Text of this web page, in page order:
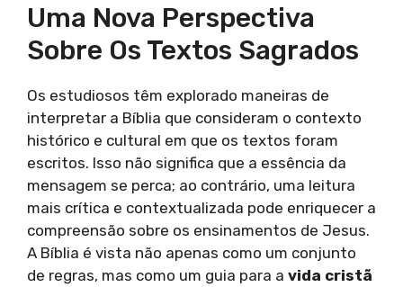
Uma Nova Perspectiva
Sobre Os Textos Sagrados
Os estudiosos têm explorado maneiras de
interpretar a Bíblia que consideram o contexto
histórico e cultural em que os textos foram
escritos. Isso não significa que a essência da
mensagem se perca; ao contrário, uma leitura
mais crítica e contextualizada pode enriquecer a
compreensão sobre os ensinamentos de Jesus.
A Bíblia é vista não apenas como um conjunto
de regras, mas como um guia para a vida cristã